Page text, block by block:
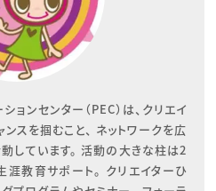
ョンセンター（PEC）は、クリエイ
スを掴むこと、 ネットワークを広
しています。 活動の大きな柱は2
涯教育サポート。 クリエイターひ